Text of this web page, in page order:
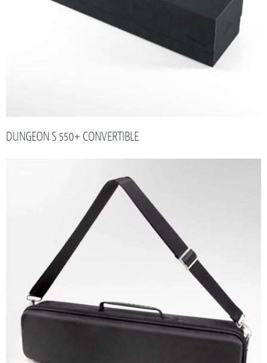
DUNGEON S 550+ CONVERTIBLE